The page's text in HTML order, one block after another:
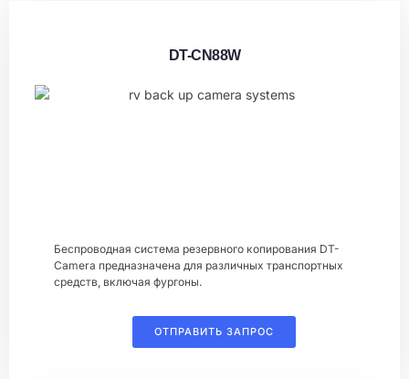
DT-CN88W
Беспроводная система резервного копирования DT-
Camera предназначена для различных транспортных
средств, включая фургоны.
ОТПРАВИТЬ ЗАПРОС